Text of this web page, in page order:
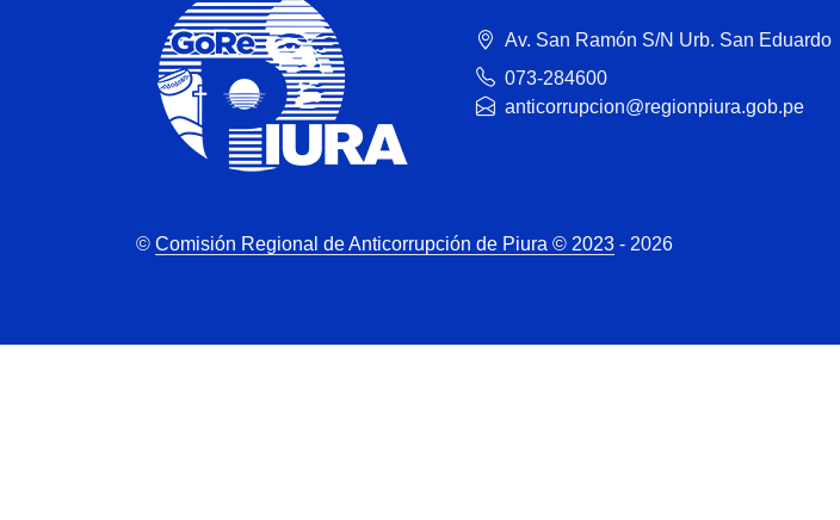
Av. San Ramón S/N Urb. San Eduardo
073-284600
anticorrupcion@regionpiura.gob.pe
© Comisión Regional de Anticorrupción de Piura © 2023 - 2026